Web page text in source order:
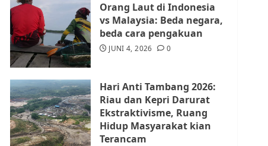
5
Tim Advokasi Desak BP
Batam Berhenti
Merampas Tanah Warga
Rempang
Orang Laut di Indonesia
vs Malaysia: Beda negara,
beda cara pengakuan
JUNI 4, 2026 0
Hari Anti Tambang 2026:
Riau dan Kepri Darurat
Ekstraktivisme, Ruang
Hidup Masyarakat kian
Terancam